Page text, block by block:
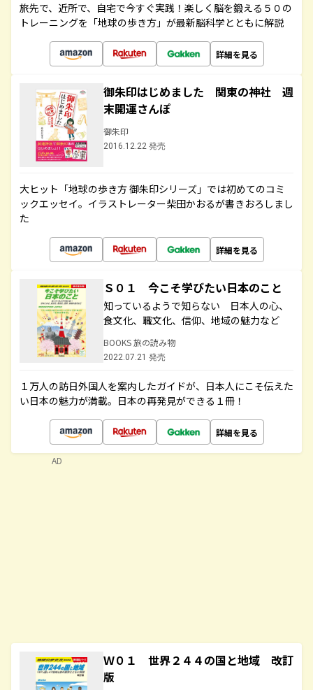
旅先で、近所で、自宅で今すぐ実践！楽しく脳を鍛える５０の
トレーニングを「地球の歩き方」が最新脳科学とともに解説
詳細を見る
御朱印はじめました 関東の神社 週
末開運さんぽ
御朱印
2016.12.22 発売
大ヒット「地球の歩き方 御朱印シリーズ」では初めてのコミ
ックエッセイ。イラストレーター柴田かおるが書きおろしまし
た
詳細を見る
Ｓ０１ 今こそ学びたい日本のこと
知っているようで知らない 日本人の心、
食文化、職文化、信仰、地域の魅力など
BOOKS 旅の読み物
2022.07.21 発売
１万人の訪日外国人を案内したガイドが、日本人にこそ伝えた
い日本の魅力が満載。日本の再発見ができる１冊！
詳細を見る
Ｗ０１ 世界２４４の国と地域 改訂
版
AD